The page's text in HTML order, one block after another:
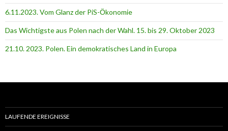
6.11.2023. Vom Glanz der PiS-Ӧkonomie
Das Wichtigste aus Polen nach der Wahl. 15. bis 29. Oktober 2023
21.10. 2023. Polen. Ein demokratisches Land in Europa
LAUFENDE EREIGNISSE